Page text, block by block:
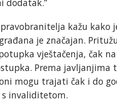
dodatak.”
kažu kako
je značajan.
vještačenja, čak
Prema javljanjima
mogu trajati čak i do
s invaliditetom.